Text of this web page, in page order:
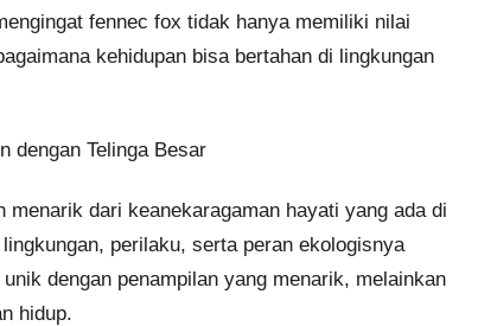
fennec fox tidak hanya memiliki nilai
kehidupan bisa bertahan di lingkungan
dengan Telinga Besar
dari keanekaragaman hayati yang ada di
perilaku, serta peran ekologisnya
dengan penampilan yang menarik, melainkan
hidup.